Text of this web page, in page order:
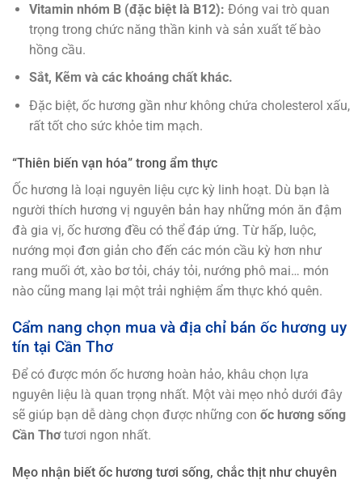
Vitamin nhóm B (đặc biệt là B12): Đóng vai trò quan
trọng trong chức năng thần kinh và sản xuất tế bào
hồng cầu.
Sắt, Kẽm và các khoáng chất khác.
Đặc biệt, ốc hương gần như không chứa cholesterol xấu,
rất tốt cho sức khỏe tim mạch.
“Thiên biến vạn hóa” trong ẩm thực
Ốc hương là loại nguyên liệu cực kỳ linh hoạt. Dù bạn là
người thích hương vị nguyên bản hay những món ăn đậm
đà gia vị, ốc hương đều có thể đáp ứng. Từ hấp, luộc,
nướng mọi đơn giản cho đến các món cầu kỳ hơn như
rang muối ớt, xào bơ tỏi, cháy tỏi, nướng phô mai… món
nào cũng mang lại một trải nghiệm ẩm thực khó quên.
Cẩm nang chọn mua và địa chỉ bán ốc hương uy
tín tại Cần Thơ
Để có được món ốc hương hoàn hảo, khâu chọn lựa
nguyên liệu là quan trọng nhất. Một vài mẹo nhỏ dưới đây
sẽ giúp bạn dễ dàng chọn được những con ốc hương sống
Cần Thơtươi ngon nhất.
Mẹo nhận biết ốc hương tươi sống, chắc thịt như chuyên